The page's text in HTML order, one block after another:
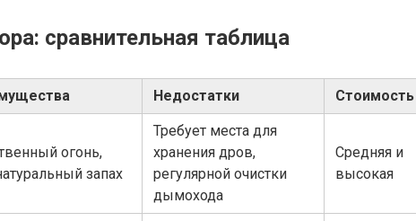
сравнительная таблица
Недостатки Стоимость
огонь,
запах
Требует места для
хранения дров,
регулярной очистки
дымохода
Средняя и
высокая